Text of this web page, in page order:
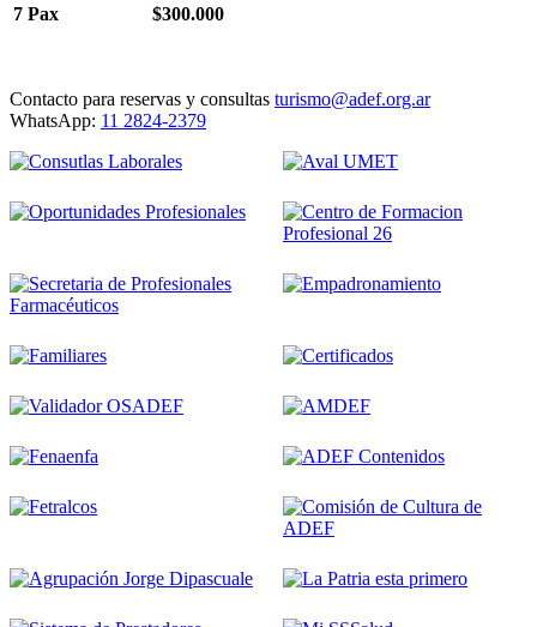
7 Pax
$300.000
Contacto para reservas y consultas turismo@adef.org.ar
WhatsApp: 11 2824-2379